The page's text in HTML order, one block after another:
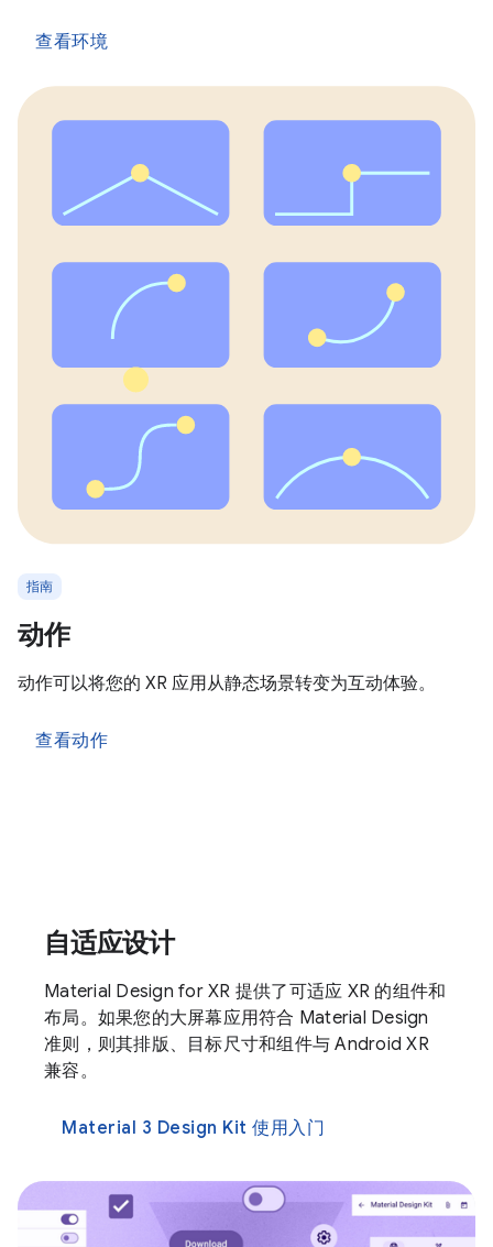
查看环境
指南
动作
动作可以将您的 XR 应用从静态场景转变为互动体验。
查看动作
自适应设计
Material Design for XR 提供了可适应 XR 的组件和
布局。如果您的大屏幕应用符合 Material Design
准则，则其排版、目标尺寸和组件与 Android XR
兼容。
Material 3 Design Kit 使用入门